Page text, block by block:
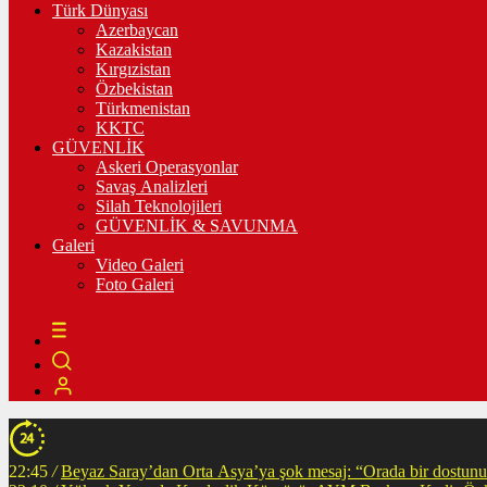
Türk Dünyası
Azerbaycan
Kazakistan
Kırgızistan
Özbekistan
Türkmenistan
KKTC
GÜVENLİK
Askeri Operasyonlar
Savaş Analizleri
Silah Teknolojileri
GÜVENLİK & SAVUNMA
Galeri
Video Galeri
Foto Galeri
22:45 / Beyaz Saray’dan Orta Asya’ya şok mesaj: “Orada bir